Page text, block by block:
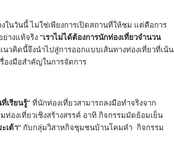
นวันนี้ ไม่ใช่เพียงการเปิดสถานที่ให้ชม แต่คือการ
างแท้จริง“เราไม่ได้ต้องการนักท่องเที่ยวจำนวน
นวคิดนี้จึงนำไปสู่การออกแบบเส้นทางท่องเที่ยวที่เน้น
องมือสำคัญในการจัดการ
เรียนรู้” ที่นักท่องเที่ยวสามารถลงมือทำจริงจาก
งเที่ยวเชิงสร้างสรรค์ อาทิ กิจกรรมมัดย้อมเย็น
เต้า” กับกลุ่มวิสาหกิจชุมชนบ้านโคมคำ กิจกรรม